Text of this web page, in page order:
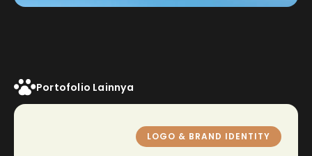
Portofolio Lainnya
LOGO & BRAND IDENTITY